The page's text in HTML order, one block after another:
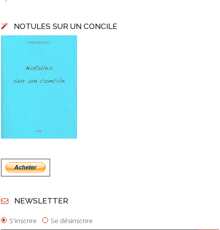
NOTULES SUR UN CONCILE
NEWSLETTER
S'inscrire Se désinscrire